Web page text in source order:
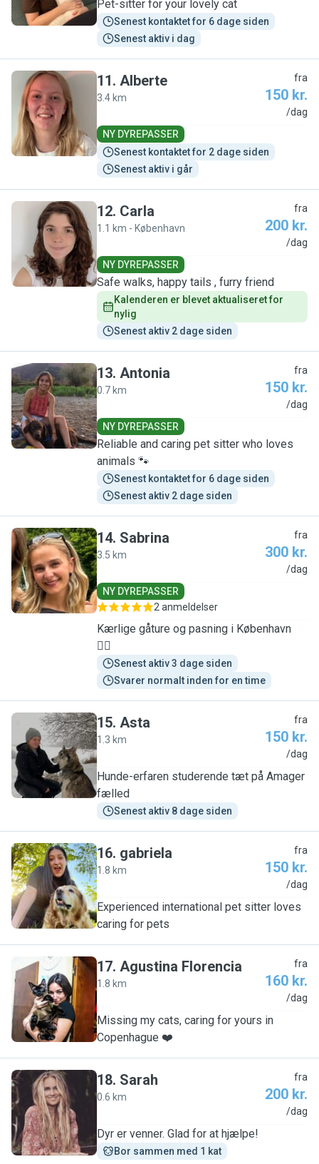
Pet-sitter for your lovely cat
Senest kontaktet for 6 dage siden
Senest aktiv i dag
A
11. Alberte
3.4 km
fra
150 kr.
/dag
NY DYREPASSER
Senest kontaktet for 2 dage siden
Senest aktiv i går
C
12. Carla
1.1 km - København
fra
200 kr.
/dag
NY DYREPASSER
Safe walks, happy tails , furry friend
Kalenderen er blevet aktualiseret for
nylig
Senest aktiv 2 dage siden
A
13. Antonia
0.7 km
fra
150 kr.
/dag
NY DYREPASSER
Reliable and caring pet sitter who loves
animals 🐾
Senest kontaktet for 6 dage siden
Senest aktiv 2 dage siden
S
14. Sabrina
3.5 km
fra
300 kr.
/dag
NY DYREPASSER
2 anmeldelser
Kærlige gåture og pasning i København
🐕‍🦺
Senest aktiv 3 dage siden
Svarer normalt inden for en time
A
15. Asta
1.3 km
fra
150 kr.
/dag
Hunde-erfaren studerende tæt på Amager
fælled
Senest aktiv 8 dage siden
G
16. gabriela
1.8 km
fra
150 kr.
/dag
Experienced international pet sitter loves
caring for pets
A
17. Agustina Florencia
1.8 km
fra
160 kr.
/dag
Missing my cats, caring for yours in
Copenhague ❤️
S
18. Sarah
0.6 km
fra
200 kr.
/dag
Dyr er venner. Glad for at hjælpe!
Bor sammen med 1 kat